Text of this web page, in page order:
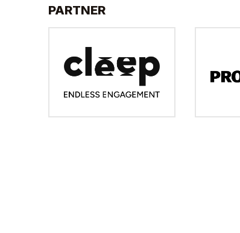
PARTNER